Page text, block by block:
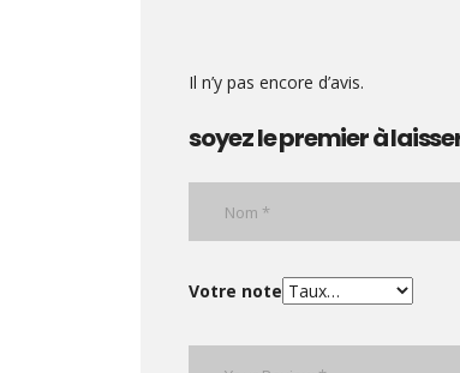
Il n’y pas encore d’avis.
soyez le premier à
Votre note